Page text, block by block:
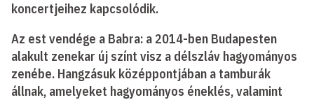
koncertjeihez kapcsolódik.
Az est vendége a Babra: a 2014-ben Budapesten
alakult zenekar új színt visz a délszláv hagyományos
zenébe. Hangzásuk középpontjában a tamburák
állnak, amelyeket hagyományos éneklés, valamint